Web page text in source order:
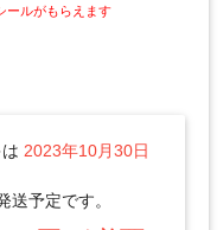
ールがもらえます
2023年10月30日
送予定です。